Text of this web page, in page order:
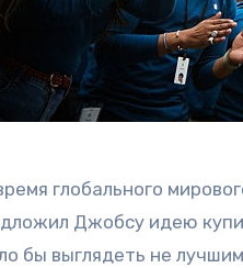
глобального
Джобсу идею
бы выглядеть не